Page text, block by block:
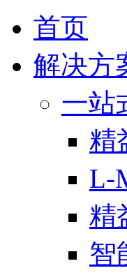
首页
解决方
一站
精
L-
精
智